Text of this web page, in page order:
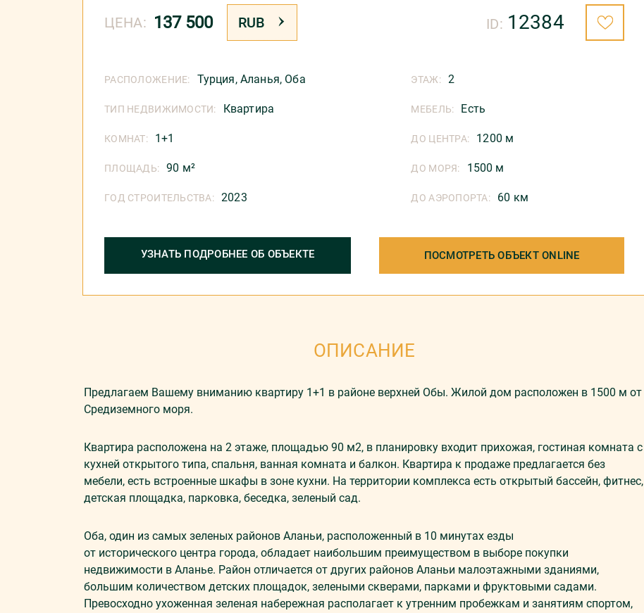
ЦЕНА: 137 500 RUB ID: 12384
РАСПОЛОЖЕНИЕ: Турция, Аланья, Оба ЭТАЖ: 2
ТИП НЕДВИЖИМОСТИ: Квартира МЕБЕЛЬ: Есть
КОМНАТ: 1+1 ДО ЦЕНТРА: 1200 м
ПЛОЩАДЬ: 90 м² ДО МОРЯ: 1500 м
ГОД СТРОИТЕЛЬСТВА: 2023 ДО АЭРОПОРТА: 60 км
УЗНАТЬ ПОДРОБНЕЕ ОБ ОБЪЕКТЕ ПОСМОТРЕТЬ ОБЪЕКТ ONLINE
ОПИСАНИЕ
Предлагаем Вашему вниманию квартиру 1+1 в районе верхней Обы. Жилой дом расположен в 1500 м от
Средиземного моря.
Квартира расположена на 2 этаже, площадью 90 м2, в планировку входит прихожая, гостиная комната с
кухней открытого типа, спальня, ванная комната и балкон. Квартира к продаже предлагается без
мебели, есть встроенные шкафы в зоне кухни. На территории комплекса есть открытый бассейн, фитнес,
детская площадка, парковка, беседка, зеленый сад.
Оба, один из самых зеленых районов Аланьи, расположенный в 10 минутах езды
от исторического центра города, обладает наибольшим преимуществом в выборе покупки
недвижимости в Аланье. Район отличается от других районов Аланьи малоэтажными зданиями,
большим количеством детских площадок, зелеными скверами, парками и фруктовыми садами.
Превосходно ухоженная зеленая набережная располагает к утренним пробежкам и занятиям спортом,